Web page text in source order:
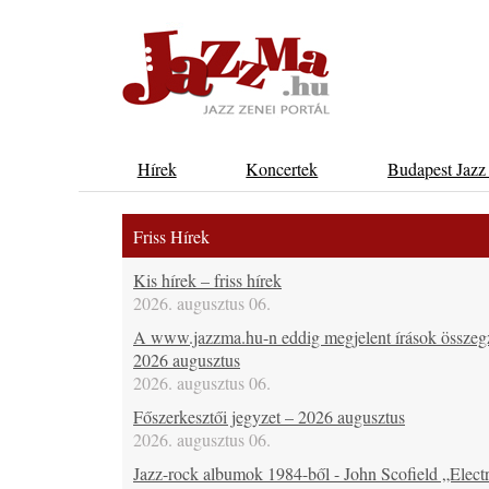
Hírek Koncertek Budapest
Friss Hírek
Kis hírek – friss hírek
2026. augusztus 06.
A www.jazzma.hu-n eddig megjelent írások
2026 augusztus
2026. augusztus 06.
Főszerkesztői jegyzet – 2026 augusztus
2026. augusztus 06.
Jazz-rock albumok 1984-ből - John Scofield